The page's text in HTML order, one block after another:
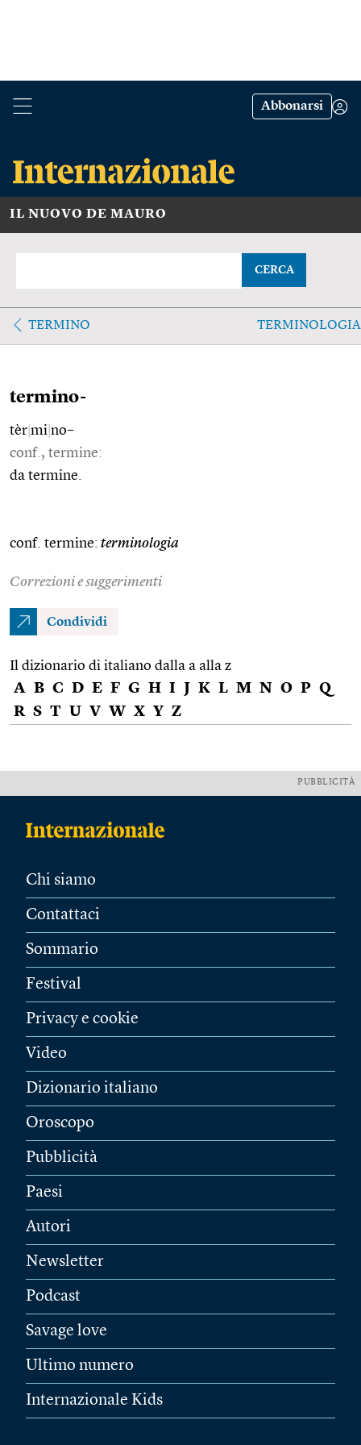
Abbonarsi
IL NUOVO DE MAURO
CERCA
TERMINO TERMINOLOGIA
termino-
tèr mi no–
conf., termine:
da termine.
conf. termine: terminologia
Correzioni e suggerimenti
Condividi
Il dizionario di italiano dalla a alla z
A B C D E F G H I J K L M N O P Q
R S T U V W X Y Z
PUBBLICITÀ
Chi siamo
Contattaci
Sommario
Festival
Privacy e cookie
Video
Dizionario italiano
Oroscopo
Pubblicità
Paesi
Autori
Newsletter
Podcast
Savage love
Ultimo numero
Internazionale Kids